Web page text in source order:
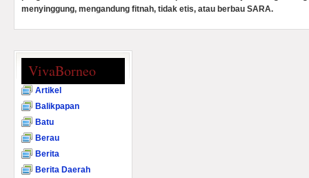
menyinggung, mengandung fitnah, tidak etis, atau berbau SARA.
VivaBorneo
Artikel
Balikpapan
Batu
Berau
Berita
Berita Daerah